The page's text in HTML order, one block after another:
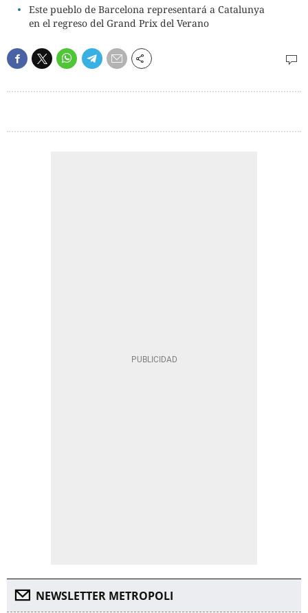
Este pueblo de Barcelona representará a Catalunya
en el regreso del Grand Prix del Verano
NEWSLETTER METROPOLI